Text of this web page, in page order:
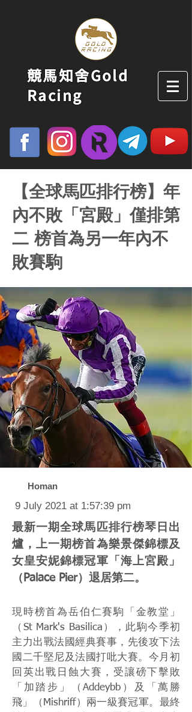
競馬知舍Gold
Racing
【全球馬匹排行榜】年
內不敗「宮殿」僅排第
二 榜首為另一年內不
敗賽駒
Homan
9 July 2021 at 1:57:39 pm
最新一期全球馬匹排行榜琴日出
爐，上一期榜首為樂景傑錦標及
女皇安妮錦標冠軍「海上宮殿」
（Palace Pier）退居第二。
現時榜首為岳伯仁賽駒「金教堂」
（St Mark's Basilica），此駒今季初
主力出戰法國經典賽事，先後攻下法
國二千堅尼及法國打吡大賽。今月初
回英出戰日蝕大賽，受讓磅下擊敗
「加踏步」（Addeybb）及「萬勝
飛」（Mishriff）兩一級賽冠軍。最終